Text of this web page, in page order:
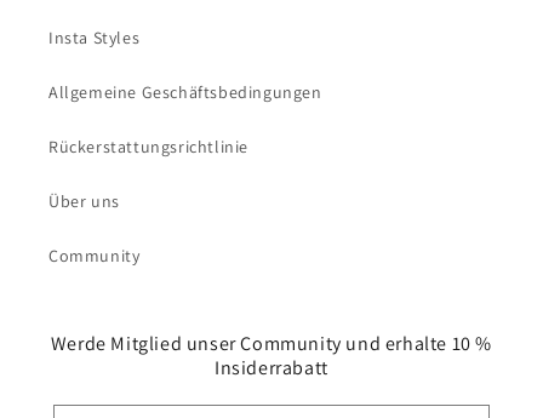
Insta Styles
Allgemeine Geschäftsbedingungen
Rückerstattungsrichtlinie
Über uns
Community
Werde Mitglied unser Community und erhalte 10 %
Insiderrabatt